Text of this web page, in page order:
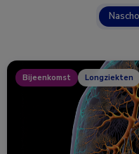
Bijeenkomst Longziekten